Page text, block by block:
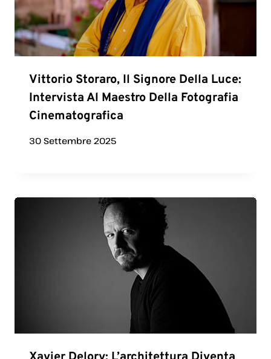
Vittorio Storaro, Il Signore Della Luce:
Intervista Al Maestro Della Fotografia
Cinematografica
30 Settembre 2025